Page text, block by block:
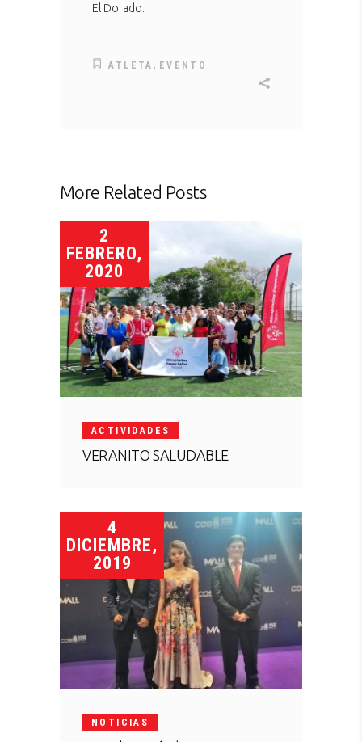
El Dorado.
ATLETA , EVENTO
More Related Posts
2
FEBRERO,
2020
ACTIVIDADES
VERANITO SALUDABLE
4
DICIEMBRE,
2019
NOTICIAS